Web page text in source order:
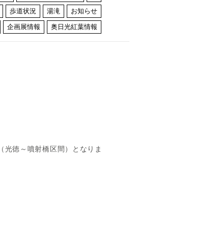
歩道状況 湯滝 お知らせ
企画展情報 奥日光紅葉情報
徳～噴射橋区間）となりま